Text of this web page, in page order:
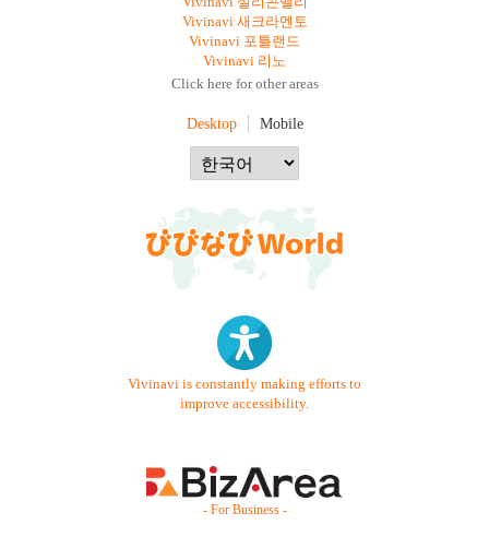
Vivinavi 새크라멘토
Vivinavi 포틀랜드
Vivinavi 리노
Click here for other areas
Desktop Mobile
Vivinavi is constantly making efforts to
improve accessibility.
- For Business -